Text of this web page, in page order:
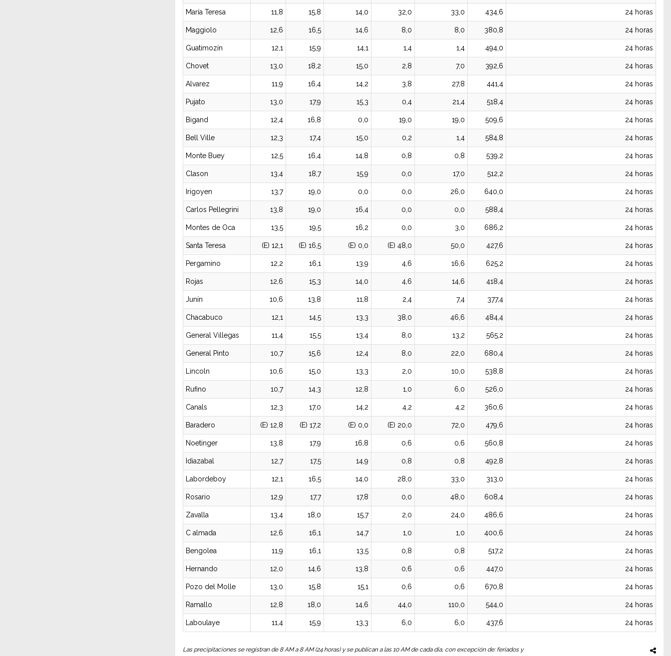
María Teresa 11,8 15,8 14,0 32,0 33,0 434,6 24 horas
Maggiolo 12,6 16,5 14,6 8,0 8,0 380,8 24 horas
Guatimozín 12,1 15,9 14,1 1,4 1,4 494,0 24 horas
Chovet 13,0 18,2 15,0 2,8 7,0 392,6 24 horas
Alvarez 11,9 16,4 14,2 3,8 27,8 441,4 24 horas
Pujato 13,0 17,9 15,3 0,4 21,4 518,4 24 horas
Bigand 12,4 16,8 0,0 19,0 19,0 509,6 24 horas
Bell Ville 12,3 17,4 15,0 0,2 1,4 584,8 24 horas
Monte Buey 12,5 16,4 14,8 0,8 0,8 539,2 24 horas
Clason 13,4 18,7 15,9 0,0 17,0 512,2 24 horas
Irigoyen 13,7 19,0 0,0 0,0 26,0 640,0 24 horas
Carlos Pellegrini 13,8 19,0 16,4 0,0 0,0 588,4 24 horas
Montes de Oca 13,5 19,5 16,2 0,0 3,0 686,2 24 horas
Santa Teresa (E) 12,1 (E) 16,5 (E) 0,0 (E) 48,0 50,0 427,6 24 horas
Pergamino 12,2 16,1 13,9 4,6 16,6 625,2 24 horas
Rojas 12,6 15,3 14,0 4,6 14,6 418,4 24 horas
Junín 10,6 13,8 11,8 2,4 7,4 377,4 24 horas
Chacabuco 12,1 14,5 13,3 38,0 46,6 484,4 24 horas
General Villegas 11,4 15,5 13,4 8,0 13,2 565,2 24 horas
General Pinto 10,7 15,6 12,4 8,0 22,0 680,4 24 horas
Lincoln 10,6 15,0 13,3 2,0 10,0 538,8 24 horas
Rufino 10,7 14,3 12,8 1,0 6,0 526,0 24 horas
Canals 12,3 17,0 14,2 4,2 4,2 360,6 24 horas
Baradero (E) 12,8 (E) 17,2 (E) 0,0 (E) 20,0 72,0 479,6 24 horas
Noetinger 13,8 17,9 16,8 0,6 0,6 560,8 24 horas
Idiazabal 12,7 17,5 14,9 0,8 0,8 492,8 24 horas
Labordeboy 12,1 16,5 14,0 28,0 33,0 313,0 24 horas
Rosario 12,9 17,7 17,8 0,0 48,0 608,4 24 horas
Zavalla 13,4 18,0 15,7 2,0 24,0 486,6 24 horas
C almada 12,6 16,1 14,7 1,0 1,0 400,6 24 horas
Bengolea 11,9 16,1 13,5 0,8 0,8 517,2 24 horas
Hernando 12,0 14,6 13,8 0,6 0,6 447,0 24 horas
Pozo del Molle 13,0 15,8 15,1 0,6 0,6 670,8 24 horas
Ramallo 12,8 18,0 14,6 44,0 110,0 544,0 24 horas
Laboulaye 11,4 15,9 13,3 6,0 6,0 437,6 24 horas
Las precipitaciones se registran de 8 AM a 8 AM (24 horas) y se publican a las 10 AM de cada día, con excepción de: feriados y